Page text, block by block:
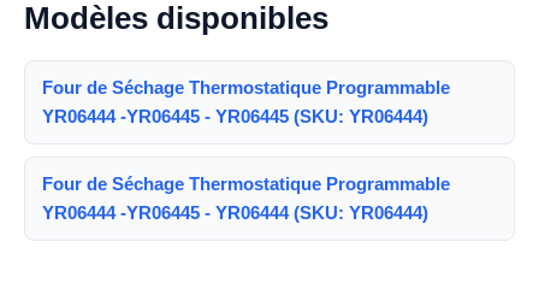
Modèles disponibles
Four de Séchage Thermostatique Programmable
YR06444 -YR06445 - YR06445 (SKU: YR06444)
Four de Séchage Thermostatique Programmable
YR06444 -YR06445 - YR06444 (SKU: YR06444)